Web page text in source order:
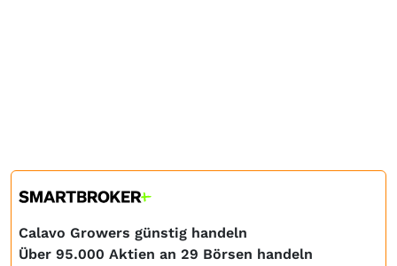
Calavo Growers günstig handeln
Über 95.000 Aktien an 29 Börsen handeln